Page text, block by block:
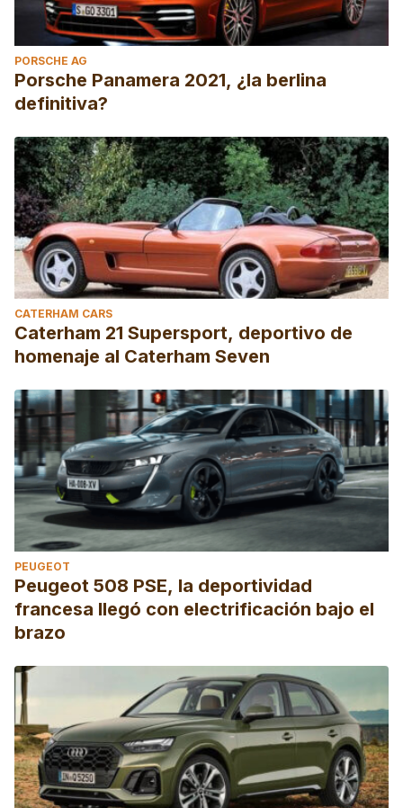
PORSCHE AG
Porsche Panamera 2021, ¿la berlina
definitiva?
CATERHAM CARS
Caterham 21 Supersport, deportivo de
homenaje al Caterham Seven
PEUGEOT
Peugeot 508 PSE, la deportividad
francesa llegó con electrificación bajo el
brazo